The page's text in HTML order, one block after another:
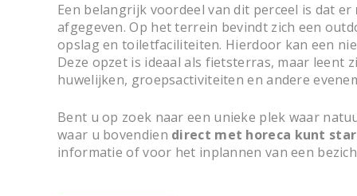
Een belangrijk voordeel van dit perceel is dat er
afgegeven. Op het terrein bevindt zich een
opslag en toiletfaciliteiten. Hierdoor kan een
Deze opzet is ideaal als fietsterras, maar leent
huwelijken, groepsactiviteiten en andere
Bent u op zoek naar een unieke plek waar
waar u bovendien direct met horeca kunt
informatie of voor het inplannen van een